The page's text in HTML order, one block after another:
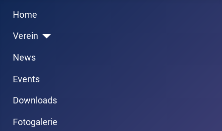
Home
Verein
News
Events
Downloads
Fotogalerie
Month
Month